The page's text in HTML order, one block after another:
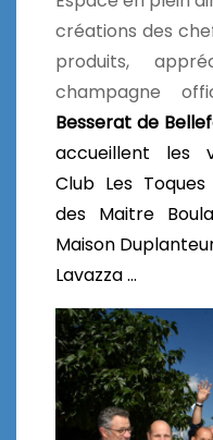
créations des
produits,
champagne
Besserat de
accueillent les
Club Les
des Maitre
Maison
Lavazza …